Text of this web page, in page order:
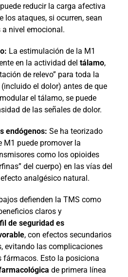
reducir la carga afectiva
los ataques, si ocurren, sean
nivel emocional.
La estimulación de la M1
en la actividad del tálamo,
de relevo” para toda la
el dolor) antes de que
el tálamo, se puede
de las señales de dolor.
endógenos: Se ha teorizado
M1 puede promover la
como los opioides
del cuerpo) en las vías del
analgésico natural.
defienden la TMS como
claros y
de seguridad es
, con efectos secundarios
evitando las complicaciones
fármacos. Esto la posiciona
de primera línea